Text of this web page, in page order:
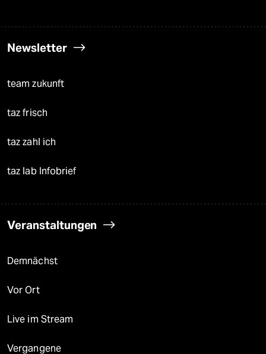
Newsletter
team zukunft
taz frisch
taz zahl ich
taz lab Infobrief
Veranstaltungen
Demnächst
Vor Ort
Live im Stream
Vergangene